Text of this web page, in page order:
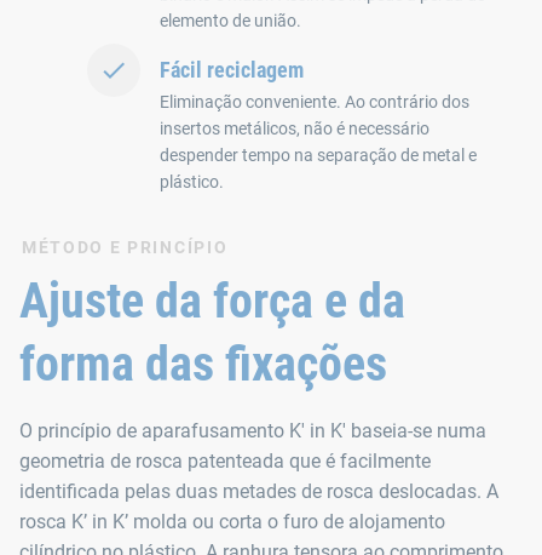
elemento de união.
Fácil reciclagem
Eliminação conveniente. Ao contrário dos
insertos metálicos, não é necessário
despender tempo na separação de metal e
plástico.
MÉTODO E PRINCÍPIO
Ajuste da força e da
forma das fixações
O princípio de aparafusamento K' in K' baseia-se numa
geometria de rosca patenteada que é facilmente
identificada pelas duas metades de rosca deslocadas. A
rosca K’ in K’ molda ou corta o furo de alojamento